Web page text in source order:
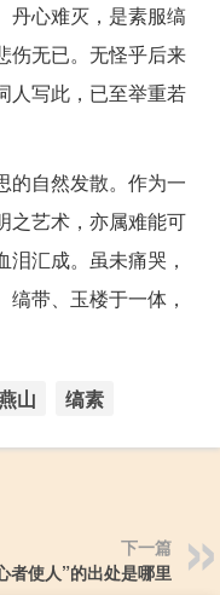
丹心难灭，是素服缟
伤无已。无怪乎后来
人写此，已至举重若
的自然发散。作为一
之艺术，亦属难能可
汇成。虽未痛哭，
带、玉楼于一体，
山 缟素
下一篇
者使人”的出处是哪里